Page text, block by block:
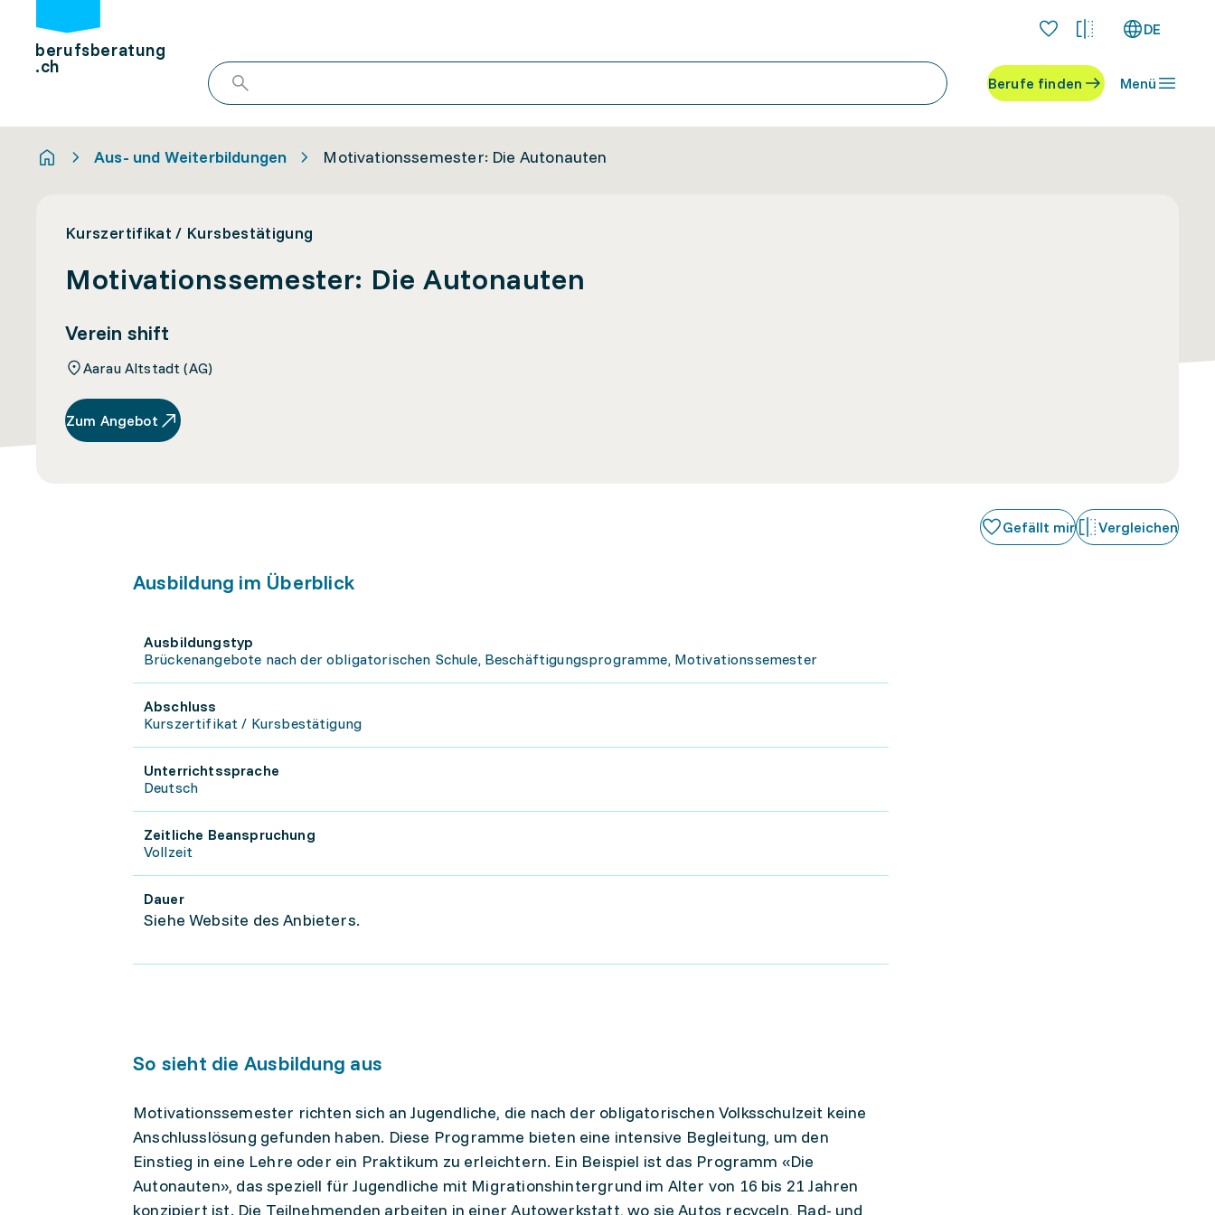
berufsberatung
.ch
DE
Berufe finden Menü
Aus- und Weiterbildungen Motivationssemester: Die Autonauten
Kurszertifikat / Kursbestätigung
Motivationssemester: Die Autonauten
Verein shift
Aarau Altstadt (AG)
Zum Angebot
Gefällt mir Vergleichen
Ausbildung im Überblick
Ausbildungstyp
Brückenangebote nach der obligatorischen Schule, Beschäftigungsprogramme, Motivationssemester
Abschluss
Kurszertifikat / Kursbestätigung
Unterrichtssprache
Deutsch
Zeitliche Beanspruchung
Vollzeit
Dauer
Siehe Website des Anbieters.
So sieht die Ausbildung aus
Motivationssemester richten sich an Jugendliche, die nach der obligatorischen Volksschulzeit keine
Anschlusslösung gefunden haben. Diese Programme bieten eine intensive Begleitung, um den
Einstieg in eine Lehre oder ein Praktikum zu erleichtern. Ein Beispiel ist das Programm «Die
Autonauten», das speziell für Jugendliche mit Migrationshintergrund im Alter von 16 bis 21 Jahren
konzipiert ist. Die Teilnehmenden arbeiten in einer Autowerkstatt, wo sie Autos recyceln, Rad- und